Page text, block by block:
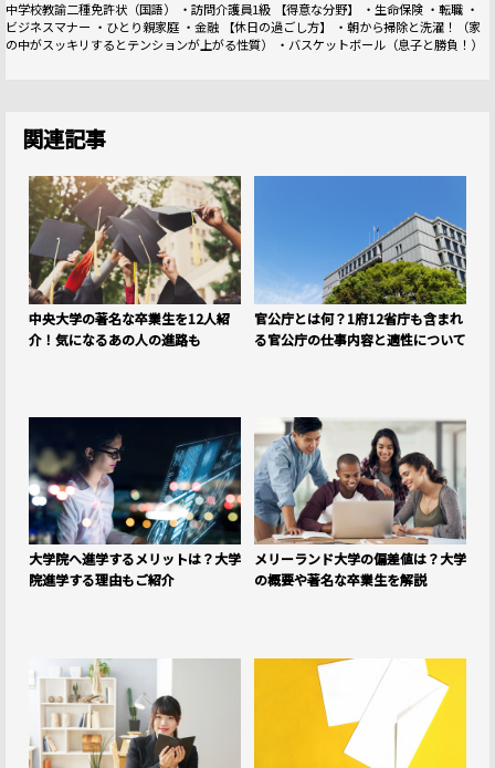
中学校教諭二種免許状（国語） ・訪問介護員1級 【得意な分野】 ・生命保険 ・転職 ・
ビジネスマナー ・ひとり親家庭 ・金融 【休日の過ごし方】 ・朝から掃除と洗濯！（家
の中がスッキリするとテンションが上がる性質） ・バスケットボール（息子と勝負！）
関連記事
中央大学の著名な卒業生を12人紹
介！気になるあの人の進路も
官公庁とは何？1府12省庁も含まれ
る官公庁の仕事内容と適性について
大学院へ進学するメリットは？大学
院進学する理由もご紹介
メリーランド大学の偏差値は？大学
の概要や著名な卒業生を解説